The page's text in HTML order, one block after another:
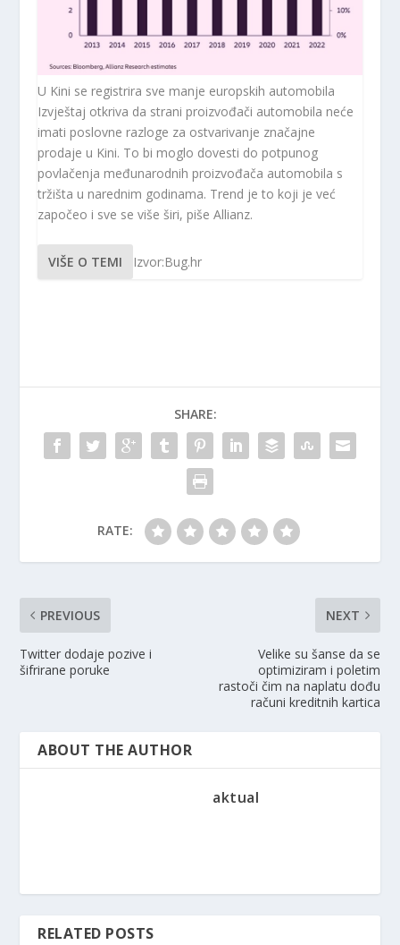
U Kini se registrira sve manje europskih automobila
Izvještaj otkriva da strani proizvođači automobila neće
imati poslovne razloge za ostvarivanje značajne
prodaje u Kini. To bi moglo dovesti do potpunog
povlačenja međunarodnih proizvođača automobila s
tržišta u narednim godinama. Trend je to koji je već
započeo i sve se više širi, piše Allianz.
VIŠE O TEMI Izvor:Bug.hr
SHARE:
RATE:
PREVIOUS
Twitter dodaje pozive i
šifrirane poruke
NEXT
Velike su šanse da se
optimiziram i poletim
rastoči čim na naplatu dođu
računi kreditnih kartica
ABOUT THE AUTHOR
aktual
RELATED POSTS